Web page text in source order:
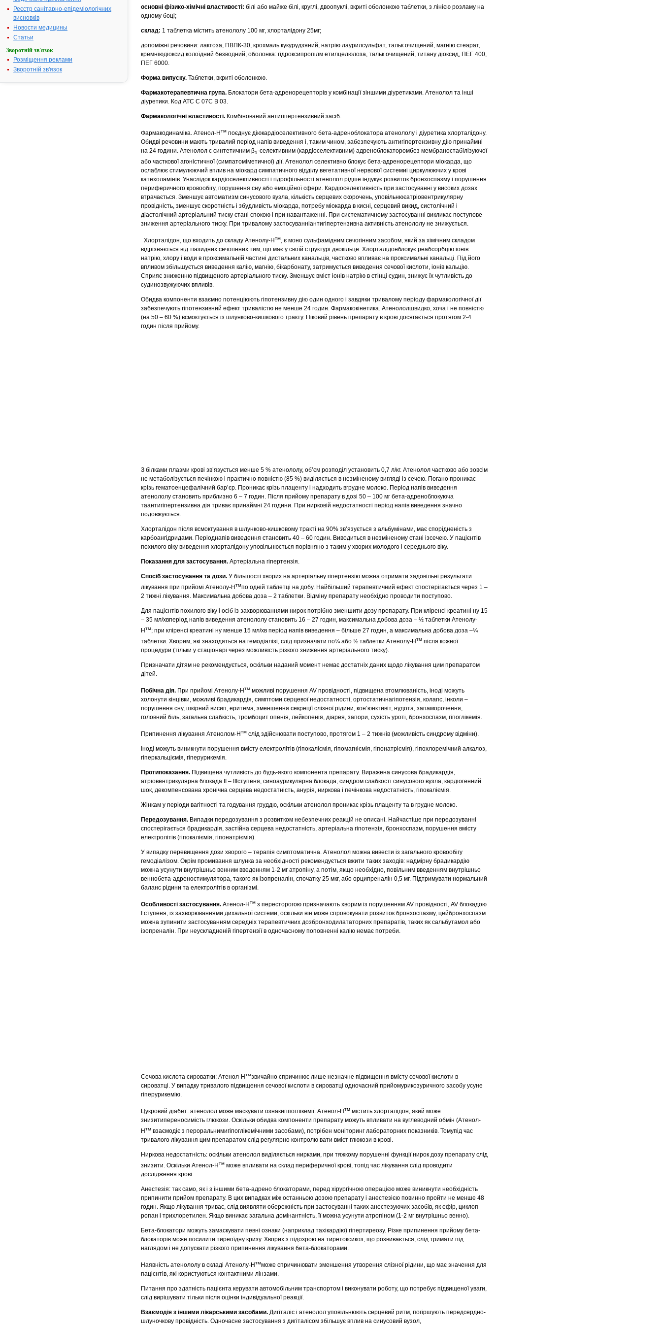
Реєстр санітарно-епідеміологічних
висновків
Новости медицины
Статьи
Зворотній зв'язок
Розміщення реклами
Зворотній зв'язок
основні фізико-хімічні властивості: білі або майже білі, круглі, двоопуклі, вкриті оболонкою таблетки, з лінією розламу на
одному боці;
cклад: 1 таблетка містить атенололу 100 мг, хлорталідону 25мг;
допоміжні речовини: лактоза, ПВПК-30, крохмаль кукурудзяний, натрію лаурилсульфат, тальк очищений, магнію стеарат,
кремніюдіоксид колоїдний безводний; оболонка: гідроксипропілм етилцелюлоза, тальк очищений, титану діоксид, ПЕГ 400,
ПЕГ 6000.
Форма випуску. Таблетки, вкриті оболонкою.
Фармакотерапевтична група. Блокатори бета-адренорецепторів у комбінації зіншими діуретиками. Атенолол та інші
діуретики. Код АТС С 07С В 03.
Фармакологічні властивості. Комбінований антигіпертензивний засіб.
Фармакодинаміка. Атенол-Нтм поєднує діюкардіоселективного бета-адреноблокатора атенололу і діуретика хлорталідону.
Обидві речовини мають тривалий період напів виведення і, таким чином, забезпечують антигіпертензивну дію принаймні
на 24 години. Атенолол є синтетичним β1-селективним (кардіоселективним) адреноблокаторомбез мембраностабілізуючої
або часткової агоністичної (симпатоміметичної) дії. Атенолол селективно блокує бета-адренорецептори міокарда, що
ослаблює стимулюючий вплив на міокард симпатичного відділу вегетативної нервової системиі циркулюючих у крові
катехоламінів. Унаслідок кардіоселективності і гідрофільності атенолол рідше індукує розвиток бронхоспазму і порушення
периферичного кровообігу, порушення сну або емоційної сфери. Кардіоселективність при застосуванні у високих дозах
втрачається. Зменшує автоматизм синусового вузла, кількість серцевих скорочень, уповільнюєатріовентрикулярну
провідність, зменшує скоротність і збудливість міокарда, потребу міокарда в кисні, серцевий викид, систолічний і
діастолічний артеріальний тиску стані спокою і при навантаженні. При систематичному застосуванні викликає поступове
зниження артеріального тиску. При тривалому застосуванніантигіпертензивна активність атенололу не знижується.
Хлорталідон, що входить до складу Атенолу-Нтм, є моно сульфамідним сечогінним засобом, який за хімічним складом
відрізняється від тіазидних сечогінних тим, що має у своїй структурі двокільце. Хлорталідонблокує реабсорбцію іонів
натрію, хлору і води в проксимальній частині дистальних канальців, частково впливає на проксимальні канальці. Під його
впливом збільшується виведення калію, магнію, бікарбонату, затримується виведення сечової кислоти, іонів кальцію.
Сприяє зниженню підвищеного артеріального тиску. Зменшує вміст іонів натрію в стінці судин, знижує їх чутливість до
судинозвужуючих впливів.
Обидва компоненти взаємно потенціюють гіпотензивну дію один одного і завдяки тривалому періоду фармакологічної дії
забезпечують гіпотензивний ефект тривалістю не менше 24 годин. Фармакокінетика. Атенололшвидко, хоча і не повністю
(на 50 – 60 %) всмоктується із шлунково-кишкового тракту. Піковий рівень препарату в крові досягається протягом 2-4
годин після прийому.
З білками плазми крові зв’язується менше 5 % атенололу, об’єм розподіл установить 0,7 л/кг. Атенолол частково або зовсім
не метаболізується печінкою і практично повністю (85 %) виділяється в незміненому вигляді із сечею. Погано проникає
крізь гематоенцефалічний бар’єр. Проникає крізь плаценту і надходить вгрудне молоко. Період напів виведення
атенололу становить приблизно 6 – 7 годин. Після прийому препарату в дозі 50 – 100 мг бета-адреноблокуюча
таантигіпертензивна дія триває принаймні 24 години. При нирковій недостатності період напів виведення значно
подовжується.
Хлорталідон після всмоктування в шлунково-кишковому тракті на 90% зв’язується з альбумінами, має спорідненість з
карбоангідридами. Періоднапів виведення становить 40 – 60 годин. Виводиться в незміненому стані ізсечею. У пацієнтів
похилого віку виведення хлорталідону уповільнюється порівняно з таким у хворих молодого і середнього віку.
Показання для застосування. Артеріальна гіпертензія.
Спосіб застосування та дози. У більшості хворих на артеріальну гіпертензію можна отримати задовільні результати
лікування при прийомі Атенолу-Нтмпо одній таблетці на добу. Найбільший терапевтичний ефект спостерігається через 1 –
2 тижні лікування. Максимальна добова доза – 2 таблетки. Відміну препарату необхідно проводити поступово.
Для пацієнтів похилого віку і осіб із захворюваннями нирок потрібно зменшити дозу препарату. При кліренсі креатині ну 15
– 35 мл/хвперіод напів виведення атенололу становить 16 – 27 годин, максимальна добова доза – ½ таблетки Атенолу-
Нтм; при кліренсі креатині ну менше 15 мл/хв період напів виведення – більше 27 годин, а максимальна добова доза –¼
таблетки. Хворим, які знаходяться на гемодіалізі, слід призначати по¼ або ½ таблетки Атенолу-Нтм після кожної
процедури (тільки у стаціонарі через можливість різкого зниження артеріального тиску).
Призначати дітям не рекомендується, оскільки наданий момент немає достатніх даних щодо лікування цим препаратом
дітей.
Побічна дія. При прийомі Атенолу-Нтм можливі порушення AV провідності, підвищена втомлюваність, іноді можуть
холонути кінцівки, можливі брадикардія, симптоми серцевої недостатності, ортостатичнагіпотензія, колапс, інколи –
порушення сну, шкірний висип, еритема, зменшення секреції слізної рідини, кон’юнктивіт, нудота, запаморочення,
головний біль, загальна слабкість, тромбоцит опенія, лейкопенія, діарея, запори, сухість уроті, бронхоспазм, гіпоглікемія.
Припинення лікування Атенолом-Нтм слід здійснювати поступово, протягом 1 – 2 тижнів (можливість синдрому відміни).
Іноді можуть виникнути порушення вмісту електролітів (гіпокаліємія, гіпомагніємія, гіпонатріємія), гіпохлоремічний алкалоз,
гіперкальціємія, гіперурикемія.
Протипоказання. Підвищена чутливість до будь-якого компонента препарату. Виражена синусова брадикардія,
атріовентрикулярна блокада II – IIIступеня, синоаурикулярна блокада, синдром слабкості синусового вузла, кардіогенний
шок, декомпенсована хронічна серцева недостатність, анурія, ниркова і печінкова недостатність, гіпокаліємія.
Жінкам у періоди вагітності та годування груддю, оскільки атенолол проникає крізь плаценту та в грудне молоко.
Передозування. Випадки передозування з розвитком небезпечних реакцій не описані. Найчастіше при передозуванні
спостерігається брадикардія, застійна серцева недостатність, артеріальна гіпотензія, бронхоспазм, порушення вмісту
електролітів (гіпокаліємія, гіпонатріємія).
У випадку перевищення дози хворого – терапія симптоматична. Атенолол можна вивести із загального кровообігу
гемодіалізом. Окрім промивання шлунка за необхідності рекомендується вжити таких заходів: надмірну брадикардію
можна усунути внутрішньо венним введенням 1-2 мг атропіну, а потім, якщо необхідно, повільним введенням внутрішньо
веннобета-адреностимулятора, такого як ізопреналін, спочатку 25 мкг, або орципреналін 0,5 мг. Підтримувати нормальний
баланс рідини та електролітів в організмі.
Особливості застосування. Атенол-Нтм з пересторогою призначають хворим із порушенням AV провідності, AV блокадою
I ступеня, із захворюваннями дихальної системи, оскільки він може спровокувати розвиток бронхоспазму, цейбронхоспазм
можна зупинити застосуванням середніх терапевтичних дозбронходилататорних препаратів, таких як сальбутамол або
ізопреналін. При неускладненій гіпертензії в одночасному поповненні калію немає потреби.
Сечова кислота сироватки: Атенол-Нтмзвичайно спричинює лише незначне підвищення вмісту сечової кислоти в
сироватці. У випадку тривалого підвищення сечової кислоти в сироватці одночасний прийомурикозуричного засобу усуне
гіперурикемію.
Цукровий діабет: атенолол може маскувати ознакигіпоглікемії. Атенол-Нтм містить хлорталідон, який може
знизитипереносимість глюкози. Оскільки обидва компоненти препарату можуть впливати на вуглеводний обмін (Атенол-
Нтм взаємодіє з пероральнимигіпоглікемічними засобами), потрібен моніторинг лабораторних показників. Томупід час
тривалого лікування цим препаратом слід регулярно контролю вати вміст глюкози в крові.
Ниркова недостатність: оскільки атенолол виділяється нирками, при тяжкому порушенні функції нирок дозу препарату слід
знизити. Оскільки Атенол-Нтм може впливати на склад периферичної крові, топід час лікування слід проводити
дослідження крові.
Анестезія: так само, як і з іншими бета-адрено блокаторами, перед хірургічною операцією може виникнути необхідність
припинити прийом препарату. В цих випадках між останньою дозою препарату і анестезією повинно пройти не менше 48
годин. Якщо лікування триває, слід виявляти обережність при застосуванні таких анестезуючих засобів, як ефір, циклоп
ропан і трихлоретилен. Якщо виникає загальна домінантність, її можна усунути атропіном (1-2 мг внутрішньо венно).
Бета-блокатори можуть замаскувати певні ознаки (наприклад тахікардію) гіпертиреозу. Різке припинення прийому бета-
блокаторів може посилити тиреоїдну кризу. Хворих з підозрою на тиретоксикоз, що розвивається, слід тримати під
наглядом і не допускати різкого припинення лікування бета-блокаторами.
Наявність атенололу в складі Атенолу-Нтмможе спричинювати зменшення утворення слізної рідини, що має значення для
пацієнтів, які користуються контактними лінзами.
Питання про здатність пацієнта керувати автомобільним транспортом і виконувати роботу, що потребує підвищеної уваги,
слід вирішувати тільки після оцінки індивідуальної реакції.
Взаємодія з іншими лікарськими засобами. Дигіталіс і атенолол уповільнюють серцевий ритм, погіршують передсердно-
шлуночкову провідність. Одночасне застосування з дигіталісом збільшує вплив на синусовий вузол,